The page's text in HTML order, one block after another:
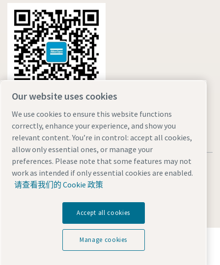
法律和隐私声明 Manage cookies 网站地图
沪ICP备15004877号-1沪公网安备 31010602005937号
© 2026 阿特拉斯·科普柯（中国）投资有限公司
探索阿特拉斯·科普柯集团如何利用科技变革未来。
访问Atlas Copco Group网站
Our website uses cookies
We use cookies to ensure this website functions
correctly, enhance your experience, and show you
relevant content. You’re in control: accept all cookies,
allow only essential ones, or manage your
preferences. Please note that some features may not
work as intended if only essential cookies are enabled.
请查看我们的 Cookie 政策
Accept all cookies
Manage cookies